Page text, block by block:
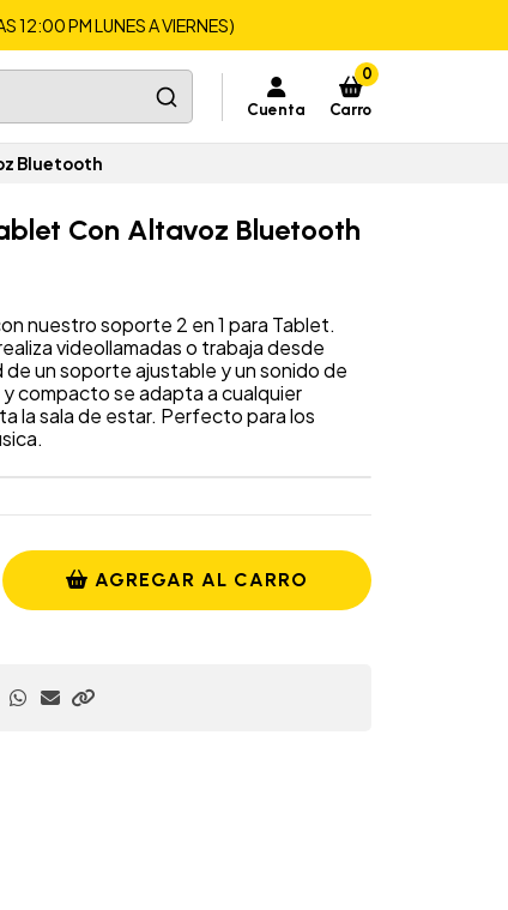
12:00 PM LUNES A VIERNES)
Cuenta
0
Carro
Bluetooth
Con Altavoz Bluetooth
nuestro soporte 2 en 1 para Tablet.
videollamadas o trabaja desde
un soporte ajustable y un sonido de
compacto se adapta a cualquier
la sala de estar. Perfecto para los
AGREGAR AL CARRO